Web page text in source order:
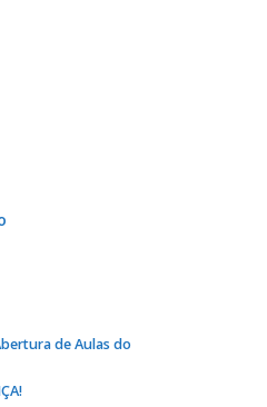
de Aulas do